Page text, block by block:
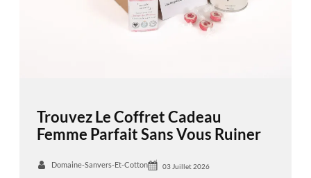
Trouvez Le Coffret Cadeau
Femme Parfait Sans Vous Ruiner
Domaine-Sanvers-Et-Cotton 03 Juillet 2026